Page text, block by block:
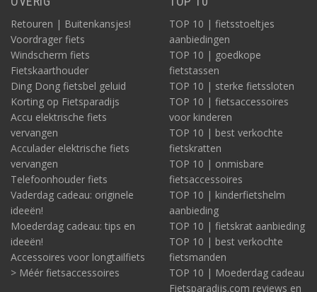
Retouren | Buitenkansjes!
Voordrager fiets
Windscherm fiets
Fietskaarthouder
Ding Dong fietsbel geluid
Korting op Fietsparadijs
Accu elektrische fiets
vervangen
Acculader elektrische fiets
vervangen
Telefoonhouder fiets
Vaderdag cadeau: originele
ideeën!
Moederdag cadeau: tips en
ideeën!
Accessoires voor longtailfiets
> Méér fietsaccessoires
TOP 10 | fietsstoeltjes
aanbiedingen
TOP 10 | goedkope
fietstassen
TOP 10 | sterke fietssloten
TOP 10 | fietsaccessoires
voor kinderen
TOP 10 | best verkochte
fietskratten
TOP 10 | onmisbare
fietsaccessoires
TOP 10 | kinderfietshelm
aanbieding
TOP 10 | fietskrat aanbieding
TOP 10 | best verkochte
fietsmanden
TOP 10 | Moederdag cadeau
Fietsparadijs.com reviews en